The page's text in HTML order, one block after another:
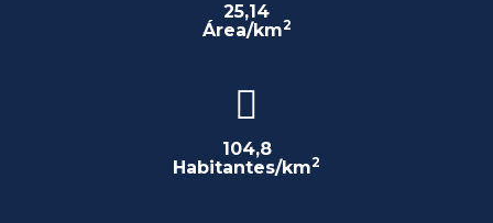
25,14
Área/km2
104,8
Habitantes/km2